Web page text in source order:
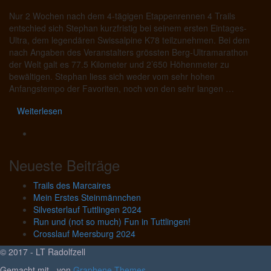
Nur 2 Wochen nach dem 4-tägigen Etappenrennen 4 Trails
entschied sich Stephan kurzfristig bei seinem ersten Eintages-
Ultra, dem legendären Swissalpine K78 teilzunehmen. Bei dem
nach Angaben des Veranstalters grössten Berg-Ultramarathon
der Welt galt es 77.5 Kilometer und 2’650 Höhenmeter zu
bewältigen. Stephan liess sich weder vom sehr hohen
Anfangstempo der Favoriten, noch von den sehr langen …
Weiterlesen
Neueste Beiträge
Trails des Marcaires
Mein Erstes Steinmännchen
Silvesterlauf Tuttlingen 2024
Run und (not so much) Fun in Tuttlingen!
Crosslauf Meersburg 2024
© 2017 - LT Radolfzell